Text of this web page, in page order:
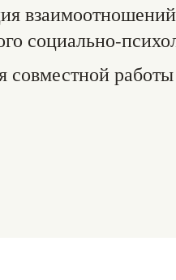
социально-
совместной